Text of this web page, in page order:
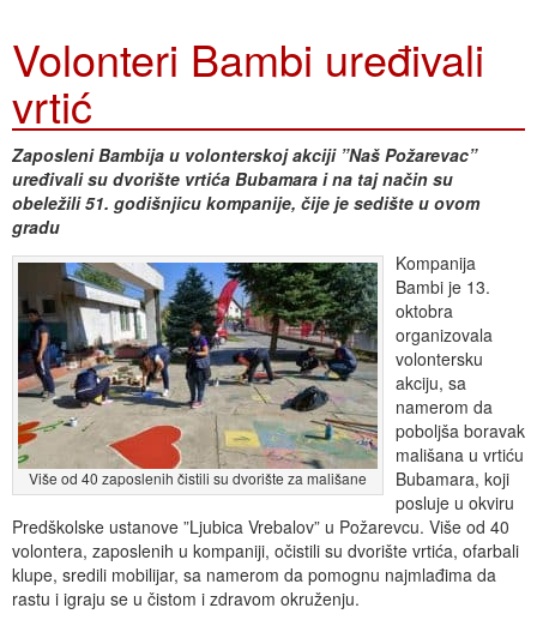
Volonteri Bambi uređivali
vrtić
Zaposleni Bambija u volonterskoj akciji ”Naš Požarevac”
uređivali su dvorište vrtića Bubamara i na taj način su
obeležili 51. godišnjicu kompanije, čije je sedište u ovom
gradu
Više od 40 zaposlenih čistili su dvorište za mališane
Kompanija
Bambi je 13.
oktobra
organizovala
volontersku
akciju, sa
namerom da
poboljša boravak
mališana u vrtiću
Bubamara, koji
posluje u okviru
Predškolske ustanove ”Ljubica Vrebalov” u Požarevcu. Više od 40
volontera, zaposlenih u kompaniji, očistili su dvorište vrtića, ofarbali
klupe, sredili mobilijar, sa namerom da pomognu najmlađima da
rastu i igraju se u čistom i zdravom okruženju.